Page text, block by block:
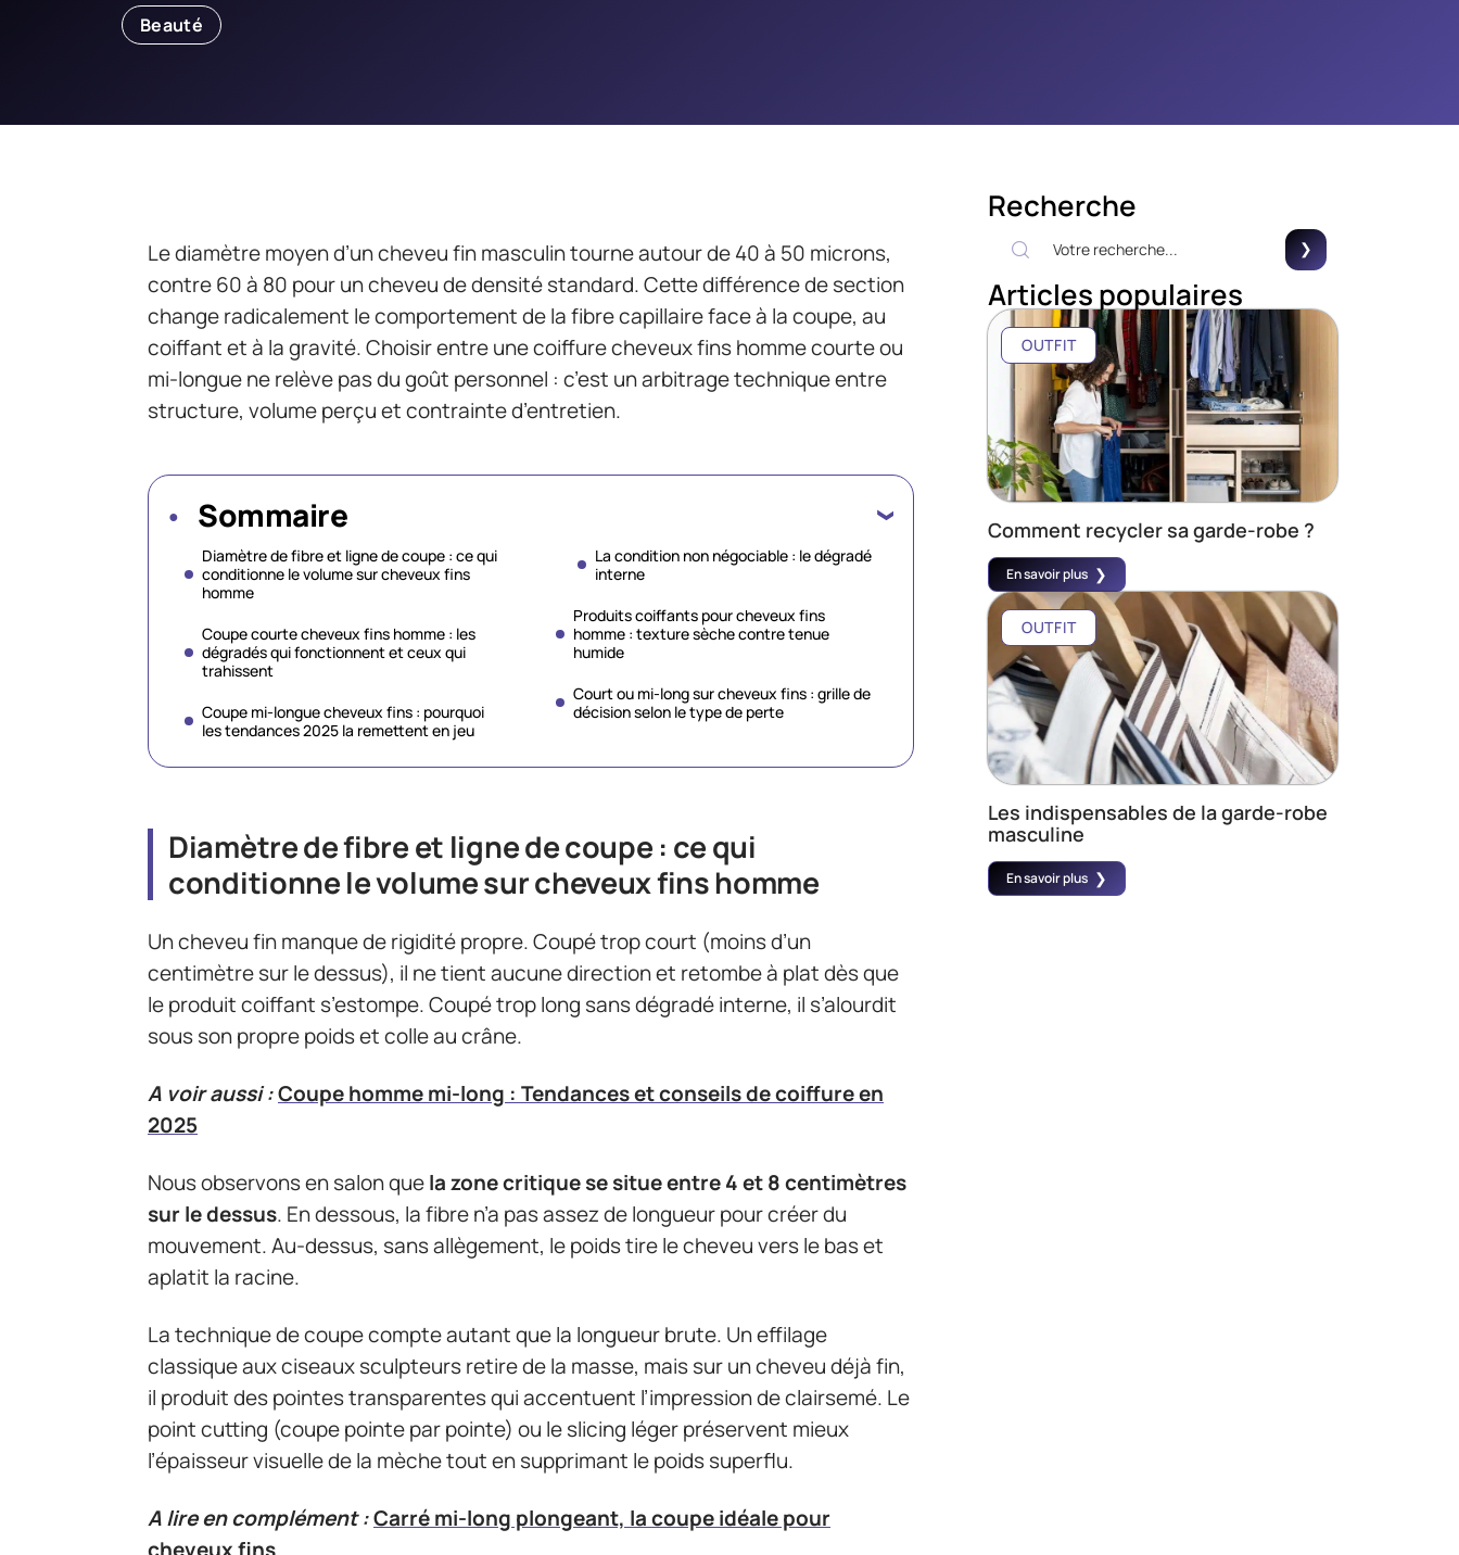
Beauté
Le diamètre moyen d’un cheveu fin masculin tourne autour de 40 à 50 microns,
contre 60 à 80 pour un cheveu de densité standard. Cette différence de section
change radicalement le comportement de la fibre capillaire face à la coupe, au
coiffant et à la gravité. Choisir entre une coiffure cheveux fins homme courte ou
mi-longue ne relève pas du goût personnel : c’est un arbitrage technique entre
structure, volume perçu et contrainte d’entretien.
Sommaire
Diamètre de fibre et ligne de coupe : ce qui
conditionne le volume sur cheveux fins
homme
Coupe courte cheveux fins homme : les
dégradés qui fonctionnent et ceux qui
trahissent
Coupe mi-longue cheveux fins : pourquoi
les tendances 2025 la remettent en jeu
La condition non négociable : le dégradé
interne
Produits coiffants pour cheveux fins
homme : texture sèche contre tenue
humide
Court ou mi-long sur cheveux fins : grille de
décision selon le type de perte
Diamètre de fibre et ligne de coupe : ce qui
conditionne le volume sur cheveux fins homme
Un cheveu fin manque de rigidité propre. Coupé trop court (moins d’un
centimètre sur le dessus), il ne tient aucune direction et retombe à plat dès que
le produit coiffant s’estompe. Coupé trop long sans dégradé interne, il s’alourdit
sous son propre poids et colle au crâne.
A voir aussi :Coupe homme mi-long : Tendances et conseils de coiffure en
2025
Nous observons en salon quela zone critique se situe entre 4 et 8 centimètres
sur le dessus. En dessous, la fibre n’a pas assez de longueur pour créer du
mouvement. Au-dessus, sans allègement, le poids tire le cheveu vers le bas et
aplatit la racine.
La technique de coupe compte autant que la longueur brute. Un effilage
classique aux ciseaux sculpteurs retire de la masse, mais sur un cheveu déjà fin,
il produit des pointes transparentes qui accentuent l’impression de clairsemé. Le
point cutting (coupe pointe par pointe) ou le slicing léger préservent mieux
l’épaisseur visuelle de la mèche tout en supprimant le poids superflu.
A lire en complément :Carré mi-long plongeant, la coupe idéale pour
Recherche
Articles populaires
OUTFIT
Comment recycler sa garde-robe ?
En savoir plus
OUTFIT
Les indispensables de la garde-robe
masculine
En savoir plus